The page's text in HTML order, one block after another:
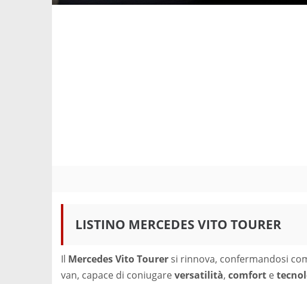
LISTINO MERCEDES VITO TOURER
Il Mercedes Vito Tourer si rinnova, confermandosi
van, capace di coniugareversatilità, comfort e